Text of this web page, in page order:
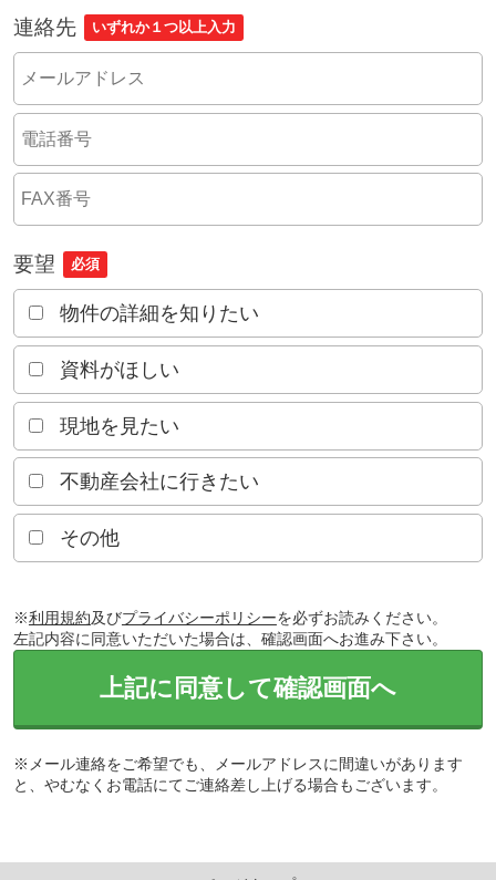
連絡先 いずれか１つ以上入力
要望 必須
物件の詳細を知りたい
資料がほしい
現地を見たい
不動産会社に行きたい
その他
※利用規約及びプライバシーポリシーを必ずお読みください。
左記内容に同意いただいた場合は、確認画面へお進み下さい。
上記に同意して確認画面へ
※メール連絡をご希望でも、メールアドレスに間違いがあります
と、やむなくお電話にてご連絡差し上げる場合もございます。